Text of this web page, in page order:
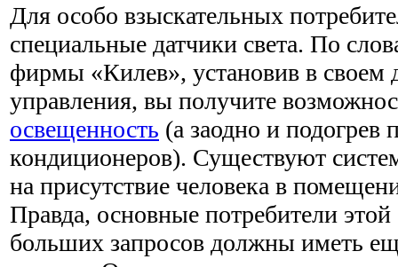
Для особо взыскательных
специальные датчики света. По
фирмы «Килев», установив в своем
управления, вы получите
освещенность (а заодно и подогрев
кондиционеров). Существуют
на присутствие человека в
Правда, основные потребители
больших запросов должны иметь